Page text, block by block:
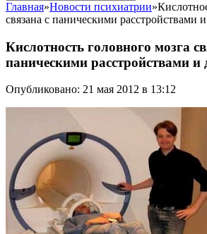
Главная»Новости психиатрии»
связана с паническими расстройствами
Кислотность головного мозга
паническими расстройствами и
Опубликовано: 21 мая 2012 в 13:12